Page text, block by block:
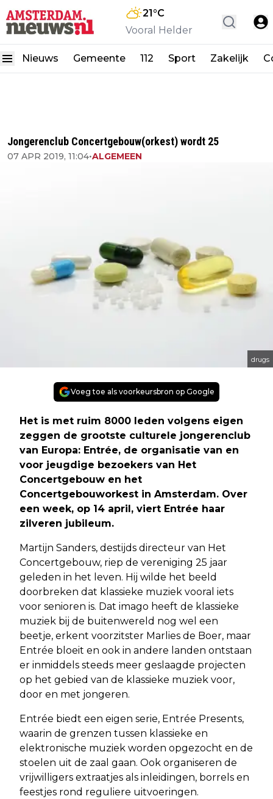
21°C
Vooral Helder
Nieuws Gemeente 112 Sport Zakelijk
Jongerenclub Concertgebouw(orkest) wordt 25
07 APR 2019, 11:04•ALGEMEEN
drugs
Voeg toe als voorkeursbron op Google
Het is met ruim 8000 leden volgens eigen
zeggen de grootste culturele jongerenclub
van Europa: Entrée, de organisatie van en
voor jeugdige bezoekers van Het
Concertgebouw en het
Concertgebouworkest in Amsterdam. Over
een week, op 14 april, viert Entrée haar
zilveren jubileum.
Martijn Sanders, destijds directeur van Het
Concertgebouw, riep de vereniging 25 jaar
geleden in het leven. Hij wilde het beeld
doorbreken dat klassieke muziek vooral iets
voor senioren is. Dat imago heeft de klassieke
muziek bij de buitenwereld nog wel een
beetje, erkent voorzitster Marlies de Boer, maar
Entrée bloeit en ook in andere landen ontstaan
er inmiddels steeds meer geslaagde projecten
op het gebied van de klassieke muziek voor,
door en met jongeren.
Entrée biedt een eigen serie, Entrée Presents,
waarin de grenzen tussen klassieke en
elektronische muziek worden opgezocht en de
stoelen uit de zaal gaan. Ook organiseren de
vrijwilligers extraatjes als inleidingen, borrels en
feestjes rond reguliere uitvoeringen.